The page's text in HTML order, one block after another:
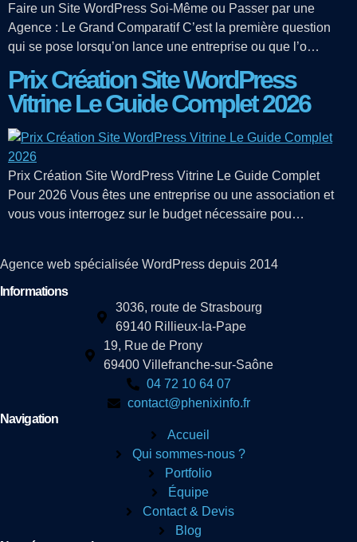
Faire un Site WordPress Soi-Même ou Passer par une
Agence : Le Grand Comparatif C’est la première question
qui se pose lorsqu’on lance une entreprise ou que l’o…
Prix Création Site WordPress
Vitrine Le Guide Complet 2026
Prix Création Site WordPress Vitrine Le Guide Complet
Pour 2026 Vous êtes une entreprise ou une association et
vous vous interrogez sur le budget nécessaire pou…
Agence web spécialisée WordPress depuis 2014
Informations
3036, route de Strasbourg
69140 Rillieux-la-Pape
19, Rue de Prony
69400 Villefranche-sur-Saône
04 72 10 64 07
contact@phenixinfo.fr
Navigation
Accueil
Qui sommes-nous ?
Portfolio
Équipe
Contact & Devis
Blog